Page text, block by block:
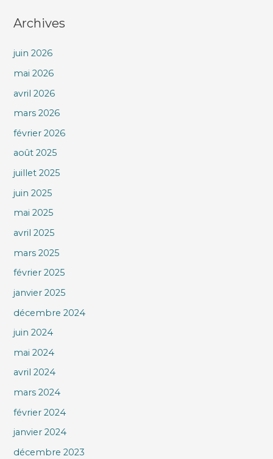
Archives
juin 2026
mai 2026
avril 2026
mars 2026
février 2026
août 2025
juillet 2025
juin 2025
mai 2025
avril 2025
mars 2025
février 2025
janvier 2025
décembre 2024
juin 2024
mai 2024
avril 2024
mars 2024
février 2024
janvier 2024
décembre 2023